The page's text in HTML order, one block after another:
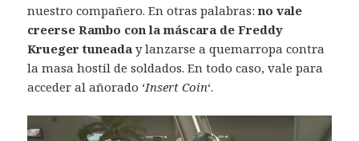
nuestro compañero. En otras palabras:no vale
creerse Rambo con la máscara de Freddy
Krueger tuneada y lanzarse a quemarropa contra
la masa hostil de soldados. En todo caso, vale para
acceder al añorado ‘Insert Coin‘.